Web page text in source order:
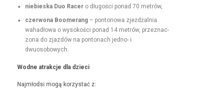
niebies­ka Duo Rac­ero dłu­goś­ci pon­ad 70 metrów,
czer­wona Boomerang– pontonowa zjeżdżal­nia
wahadłowa o wysokoś­ci pon­ad 14 metrów, przez­nac­
zona do zjazdów na pon­tonach jed­no- i
dwuosobowych.
Wodne atrakc­je dla dzieci
Najmłod­si mogą korzys­tać z: